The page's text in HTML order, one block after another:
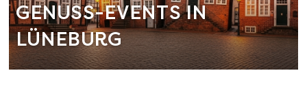
GENUSS-EVENTS IN
LÜNEBURG